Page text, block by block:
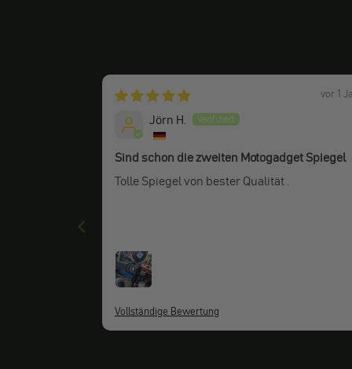
vor 1
Jörn H.
Sind schon die zweiten Motogadget Spiegel
Tolle Spiegel von bester Qualität .
Vollständige Bewertung